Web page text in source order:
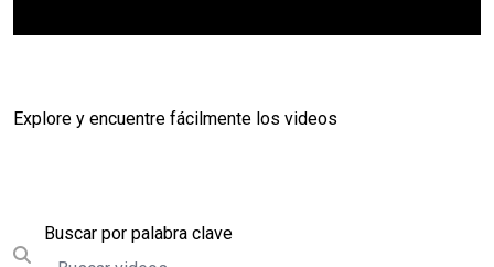
Explore y encuentre fácilmente los videos
Submit search
Buscar por palabra claveBuscar